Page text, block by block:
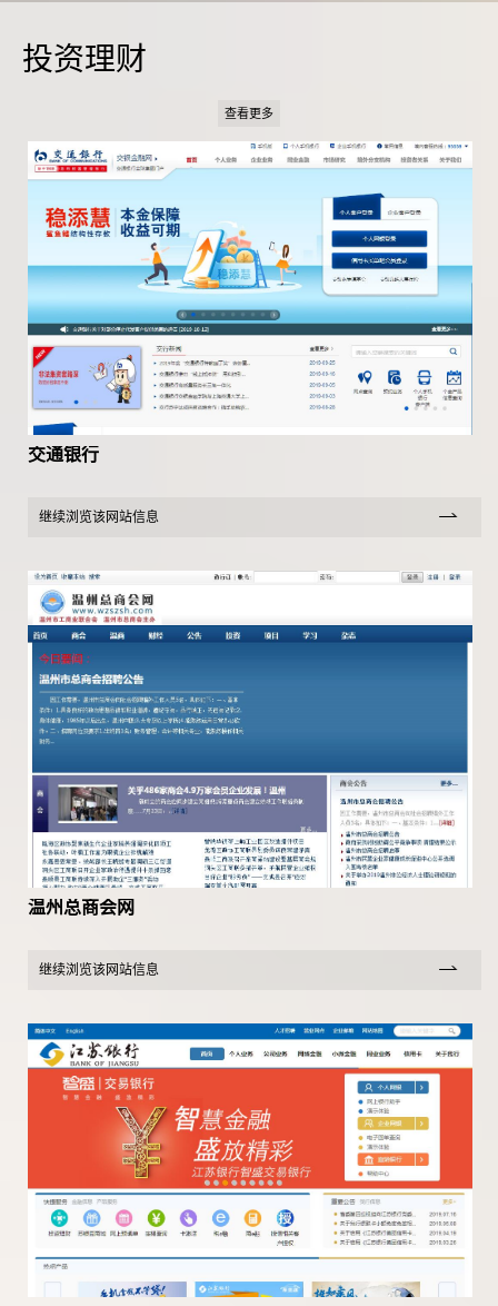
投资理财
查看更多
交通银行
继续浏览该网站信息
温州总商会网
继续浏览该网站信息